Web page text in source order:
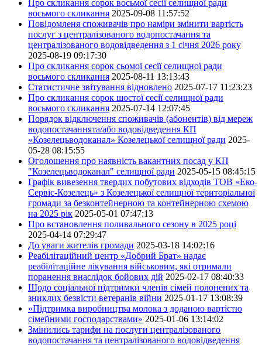
Про скликання сорок восьмої сесії селищної ради
восьмого скликання 2025-09-08 11:57:52
Повідомленя споживачів про наміри змінити вартість
послуг з централізованого водопостачання та
централізованого водовідведення з 1 січня 2026 року
2025-08-19 09:17:30
Про скликання сорок сьомої сесії селищної ради
восьмого скликання 2025-08-11 13:13:43
Статистичне звітування відновлено 2025-07-17 11:23:23
Про скликання сорок шостої сесії селищної ради
восьмого скликання 2025-07-14 12:07:45
Порядок відключення споживачів (абонентів) від мереж
водопостачаннята/або водовідведення КП
«Козелецьводоканал» Козелецької селищної ради 2025-
05-28 08:15:55
Оголошення про наявність вакантних посад у КП
"Козелецьводоканал" селищної ради 2025-05-15 08:45:15
Графік вивезення твердих побутових відходів ТОВ «Еко-
Сервіс-Козелець» з Козелецької селищної територіальної
громади за безконтейнерною та контейнерною схемою
на 2025 рік 2025-05-01 07:47:13
Про встановлення поливального сезону в 2025 році
2025-04-14 07:29:47
До уваги жителів громади 2025-03-18 14:02:16
Реабілітаційний центр «Добрий Брат» надає
реабілітаційне лікування військовим, які отримали
поранення внаслідок бойових дій 2025-02-17 08:40:33
Щодо соціальної підтримки членів сімей полонених та
зниклих безвісти ветеранів війни 2025-01-17 13:08:39
«Підтримка виробництва молока з доданою вартістю
сімейними господарствами» 2025-01-06 13:14:02
Змінились тарифи на послуги централізованого
водопостачання та централізованого водовідведення